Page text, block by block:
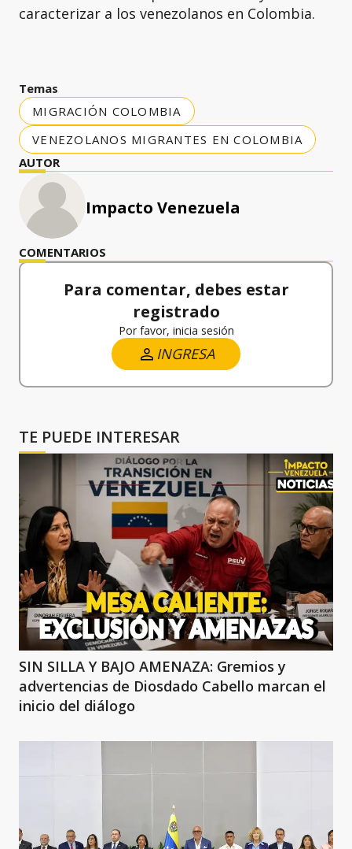
caracterizar a los venezolanos en Colombia.
Temas
MIGRACIÓN COLOMBIA
VENEZOLANOS MIGRANTES EN COLOMBIA
AUTOR
Impacto Venezuela
COMENTARIOS
Para comentar, debes estar
registrado
Por favor, inicia sesión
INGRESA
TE PUEDE INTERESAR
SIN SILLA Y BAJO AMENAZA: Gremios y
advertencias de Diosdado Cabello marcan el
inicio del diálogo